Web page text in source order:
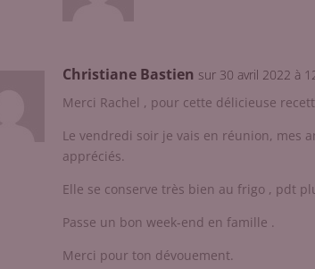
Christiane Bastien sur 30 avril 2022 à
Merci Rachel , pour cette délicieuse
Le vendredi soir je vais en réunion, mes
appréciés.
Elle se conserve très bien au frigo , pdt
Passe un bon week-end en famille .
Merci pour ton dévouement.